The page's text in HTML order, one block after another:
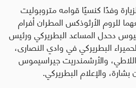
وفدًا كنسيًا قوامه متروبوليت
للروم الأرثوذكس المطران أفرام
دحدل المساعد البطريركي ورئيس
البطريركي في وادي النصارى،
والأرشمندريت جيراسيموس
والإعلام البطريركي.